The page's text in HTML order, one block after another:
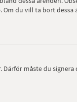
du vill ta bort dessa
måste du signera